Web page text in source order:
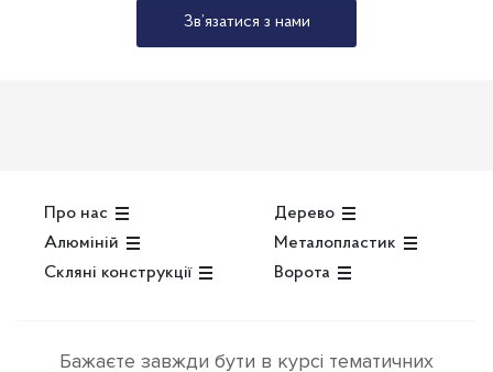
Зв’язатися з нами
Про нас
Дерево
Алюміній
Металопластик
Скляні конструкції
Ворота
Бажаєте завжди бути в курсі тематичних